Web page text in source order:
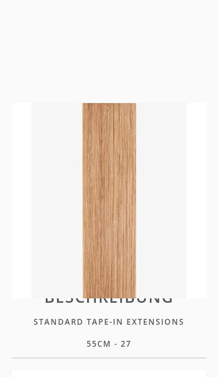
Unsere neuen und verbesserten hairtalk Standard
Tape Extensions bieten denselben diskreten Look
mit optimierter Leistung und höherer Haltbarkeit.
oder ein Konto erstellen
BESCHREIBUNG
STANDARD TAPE-IN EXTENSIONS
55CM - 27